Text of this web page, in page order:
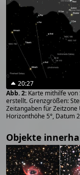
20:27
Karte mithilfe von
erstellt. Grenzgrößen:
Zeitangaben für Zeitzone
Horizonthöhe 5°, Datum
Objekte